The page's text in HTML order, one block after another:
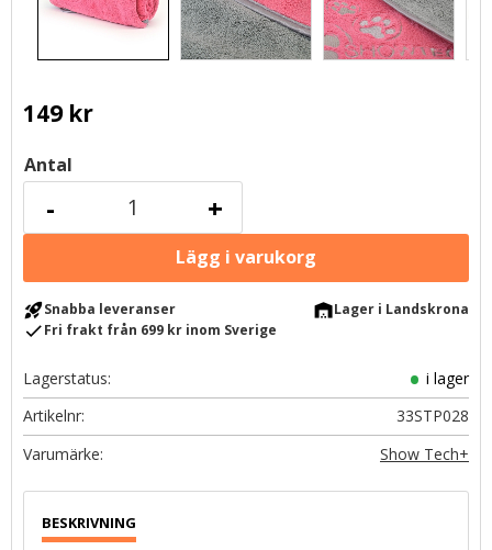
149kr
Antal
+
-
rocket_launchSnabba leveranser warehouseLager i Landskrona
checkFri frakt från 699 kr inom Sverige
Lagerstatus
i lager
Artikelnr
33STP028
Show Tech+